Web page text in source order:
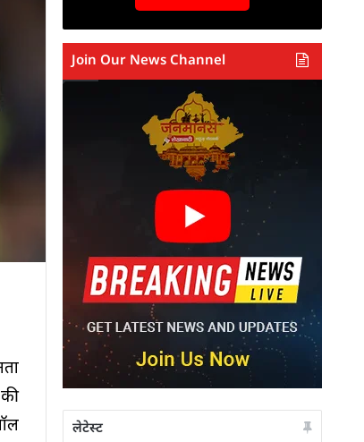
Join Our News Channel
लेटेस्ट